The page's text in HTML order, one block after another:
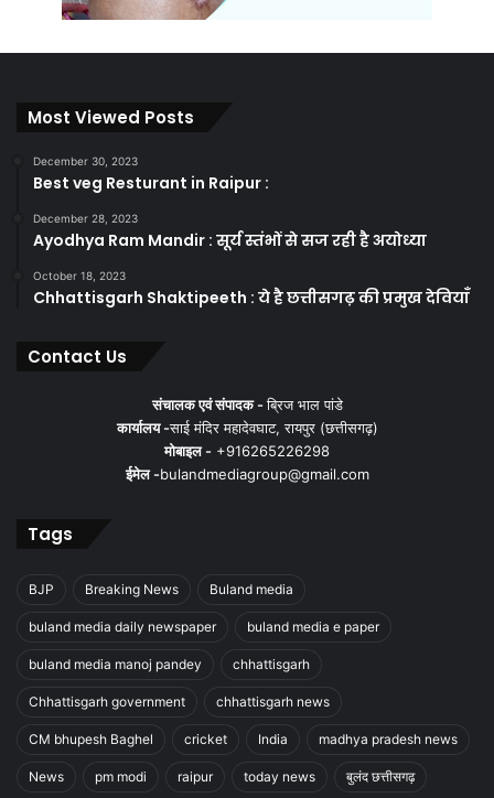
Most Viewed Posts
December 30, 2023
Best veg Resturant in Raipur :
December 28, 2023
Ayodhya Ram Mandir : सूर्य स्तंभों से सज रही है अयोध्या
October 18, 2023
Chhattisgarh Shaktipeeth : ये है छत्तीसगढ़ की प्रमुख देवियाँ
Contact Us
संचालक एवं संपादक -ब्रिज भाल पांडे
कार्यालय -साई मंदिर महादेवघाट, रायपुर (छत्तीसगढ़)
मोबाइल - +916265226298
ईमेल -bulandmediagroup@gmail.com
Tags
BJP Breaking News Buland media
buland media daily newspaper buland media e paper
buland media manoj pandey chhattisgarh
Chhattisgarh government chhattisgarh news
CM bhupesh Baghel cricket India madhya pradesh news
News pm modi raipur today news बुलंद छत्तीसगढ़